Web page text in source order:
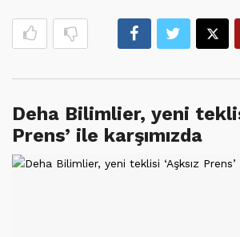
Deha Bilimlier, yeni
Prens’ ile karşımızda